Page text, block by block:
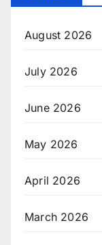
August 2026
July 2026
June 2026
May 2026
April 2026
March 2026